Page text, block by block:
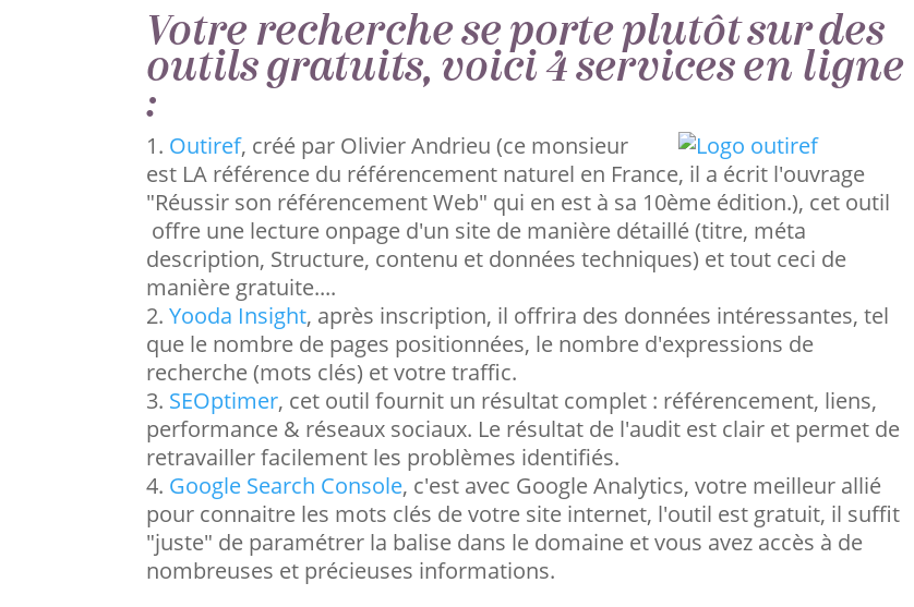
Votre recherche se porte plutôt sur des
outils gratuits, voici 4 services en ligne
:
Outiref, créé par Olivier Andrieu (ce monsieur
est LA référence du référencement naturel en France, il a écrit l'ouvrage
"Réussir son référencement Web" qui en est à sa 10ème édition.), cet outil
offre une lecture onpage d'un site de manière détaillé (titre, méta
description, Structure, contenu et données techniques) et tout ceci de
manière gratuite....
Yooda Insight, après inscription, il offrira des données intéressantes, tel
que le nombre de pages positionnées, le nombre d'expressions de
recherche (mots clés) et votre traffic.
SEOptimer, cet outil fournit un résultat complet : référencement, liens,
performance & réseaux sociaux. Le résultat de l'audit est clair et permet de
retravailler facilement les problèmes identifiés.
Google Search Console, c'est avec Google Analytics, votre meilleur allié
pour connaitre les mots clés de votre site internet, l'outil est gratuit, il suffit
"juste" de paramétrer la balise dans le domaine et vous avez accès à de
nombreuses et précieuses informations.